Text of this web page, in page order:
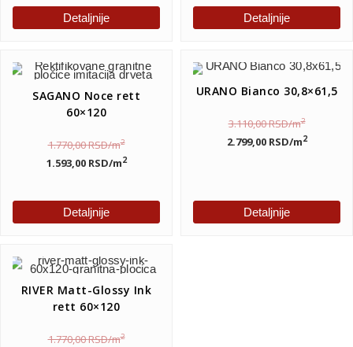
Detaljnije Detaljnije
SAGANO Noce rett
60×120
1.770,00RSD/m2
1.593,00 RSD/m2
Detaljnije
URANO Bianco 30,8×61,5
3.110,00RSD/m2
2.799,00 RSD/m2
Detaljnije
RIVER Matt-Glossy Ink
rett 60×120
1.770,00RSD/m2